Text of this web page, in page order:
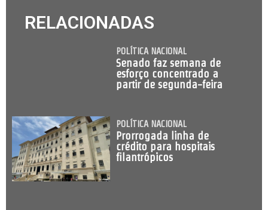
RELACIONADAS
POLÍTICA NACIONAL
Senado faz semana de
esforço concentrado a
partir de segunda-feira
POLÍTICA NACIONAL
Prorrogada linha de
crédito para hospitais
filantrópicos